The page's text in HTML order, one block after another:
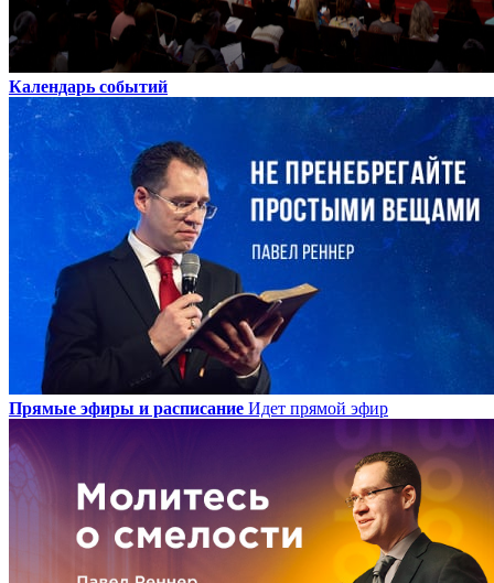
Календарь событий
Прямые эфиры и расписание Идет прямой эфир